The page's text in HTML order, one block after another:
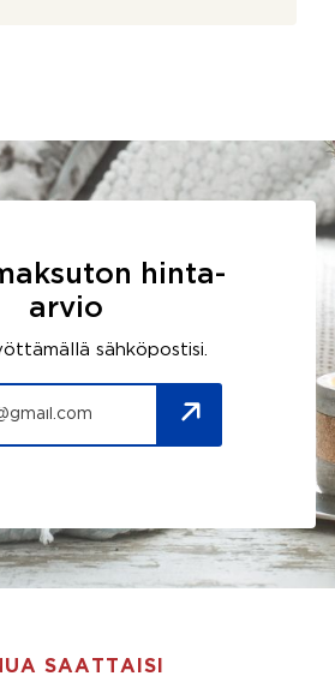
hinta-
arvio
sähköpostisi.
SAATTAISI